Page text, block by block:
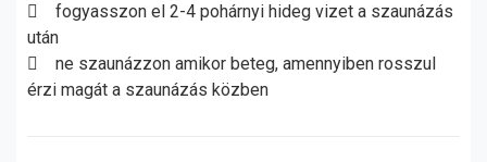
 fogyasszon el 2-4 pohárnyi hideg vizet a szaunázás
után
 ne szaunázzon amikor beteg, amennyiben rosszul
érzi magát a szaunázás közben